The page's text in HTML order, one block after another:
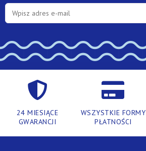
24 MIESIĄCE
GWARANCJI
WSZYSTKIE FORMY
PŁATNOŚCI